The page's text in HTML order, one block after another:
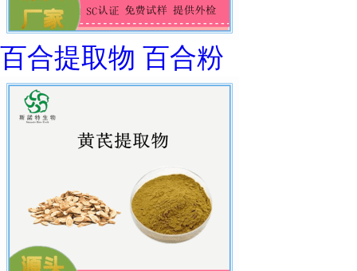
百合提取物 百合粉